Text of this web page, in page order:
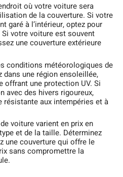
où votre voiture sera
de la couverture. Si votre
garé à l’intérieur, optez pour
votre voiture est souvent
une couverture extérieure
conditions météorologiques de
dans une région ensoleillée,
offrant une protection UV. Si
avec des hivers rigoureux,
résistante aux intempéries et à
voiture varient en prix en
et de la taille. Déterminez
une couverture qui offre le
sans compromettre la